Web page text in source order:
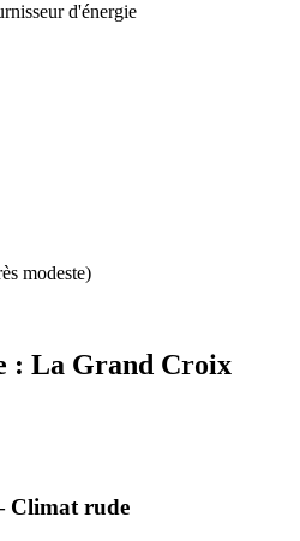
d'énergie
modeste)
: La Grand Croix
rude